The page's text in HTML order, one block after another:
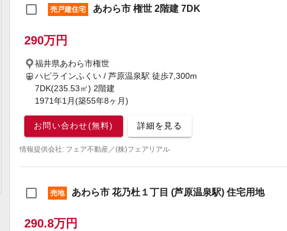
売戸建住宅 あわら市 権世 2階建 7DK
290万円
福井県あわら市権世
ハピラインふくい / 芦原温泉駅 徒歩7,300m
7DK(235.53㎡) 2階建
1971年1月(築55年8ヶ月)
お問い合わせ(無料) 詳細を見る
情報提供会社: フェア不動産／(株)フェアリアル
売地 あわら市 花乃杜１丁目 (芦原温泉駅) 住宅用地
290.8万円